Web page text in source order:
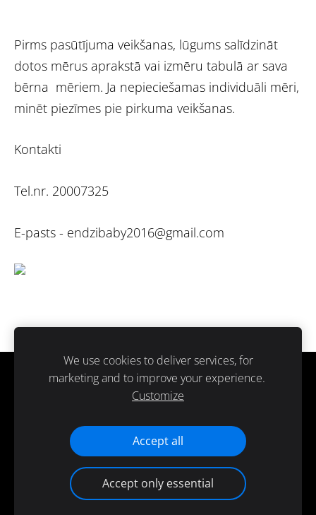
Pirms pasūtījuma veikšanas, lūgums salīdzināt
dotos mērus aprakstā vai izmēru tabulā ar sava
bērna mēriem. Ja nepieciešamas individuāli mēri,
minēt piezīmes pie pirkuma veikšanas.
Kontakti
Tel.nr. 20007325
E-pasts - endzibaby2016@gmail.com
Sīkdatnes
Paldies ka atbalsti ražots Latvijā.
We use cookies to deliver services, for
marketing and to improve your experience.
Customize
Accept all
Accept only essential